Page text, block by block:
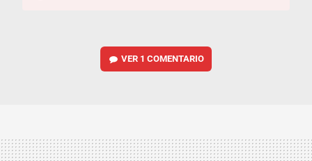
VER 1 COMENTARIO